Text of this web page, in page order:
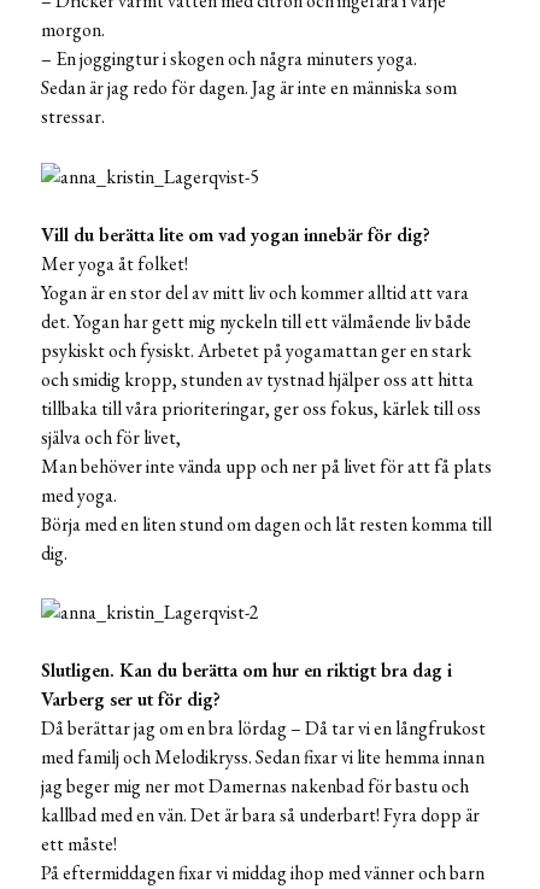
morgon.
– En joggingtur i skogen och några minuters yoga.
Sedan är jag redo för dagen. Jag är inte en människa som
stressar.
Vill du berätta lite om vad yogan innebär för dig?
Mer yoga åt folket!
Yogan är en stor del av mitt liv och kommer alltid att vara
det. Yogan har gett mig nyckeln till ett välmående liv både
psykiskt och fysiskt. Arbetet på yogamattan ger en stark
och smidig kropp, stunden av tystnad hjälper oss att hitta
tillbaka till våra prioriteringar, ger oss fokus, kärlek till oss
själva och för livet,
Man behöver inte vända upp och ner på livet för att få plats
med yoga.
Börja med en liten stund om dagen och låt resten komma till
dig.
Slutligen. Kan du berätta om hur en riktigt bra dag i
Varberg ser ut för dig?
Då berättar jag om en bra lördag – Då tar vi en långfrukost
med familj och Melodikryss. Sedan fixar vi lite hemma innan
jag beger mig ner mot Damernas nakenbad för bastu och
kallbad med en vän. Det är bara så underbart! Fyra dopp är
ett måste!
På eftermiddagen fixar vi middag ihop med vänner och barn